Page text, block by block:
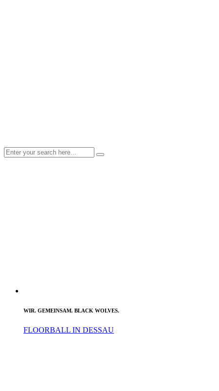
WIR. GEMEINSAM. BLACK WOLVES.
FLOORBALL IN DESSAU